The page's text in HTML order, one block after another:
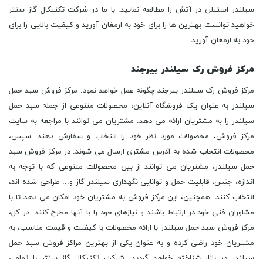
سیلندر استیلن در آتش را مطالعه نمایید. با ما در شرکت تکنیکال گاز سنتر
خواهید توانست بهترین ها را برای خود به ارمغان آورید و کیفیت بالایی را برای
خود به ارمغان آورید.
مرکز فروش رک سیلندر بیرجند
مرکز فروش رک سیلندر بیرجند چگونه عمل خواهد نمود. مرکز فروش سبد حمل
سیلندر به عنوان یک فروشگاه آنلاین، محصولات متنوعی از جمله سبد حمل
سیلندر را به مشتریان ارائه می دهد. مشتریان می توانند با مراجعه به سایت
مرکز فروش، محصولات مورد نظر خود را انتخاب و سفارش دهند. سپس،
محصولات انتخاب شده به آدرس مشتری ارسال می شوند. در مرکز فروش سبد
حمل سیلندر، مشتریان می توانند از بین محصولات متنوعی که با توجه به
اندازه، جنس، قابلیت حمل و توانایی نگهداری سیلندر گاز و... طراحی شده اند،
انتخاب کنند. همچنین، این مرکز فروش به مشتریان خود امکان می دهد تا با
مشاوران فنی خود در ارتباط باشند و نیازهای خود را با آنها مطرح کنند. در کل،
مرکز فروش سبد حمل سیلندر با ارائه محصولات با کیفیت و قیمت مناسب، به
مشتریان خود راضی کرده و به عنوان یکی از بهترین مراکز فروش سبد حمل